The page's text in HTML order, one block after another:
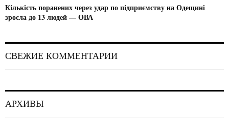
Кількість поранених через удар по підприємству на Одещині
зросла до 13 людей — ОВА
СВЕЖИЕ КОММЕНТАРИИ
АРХИВЫ